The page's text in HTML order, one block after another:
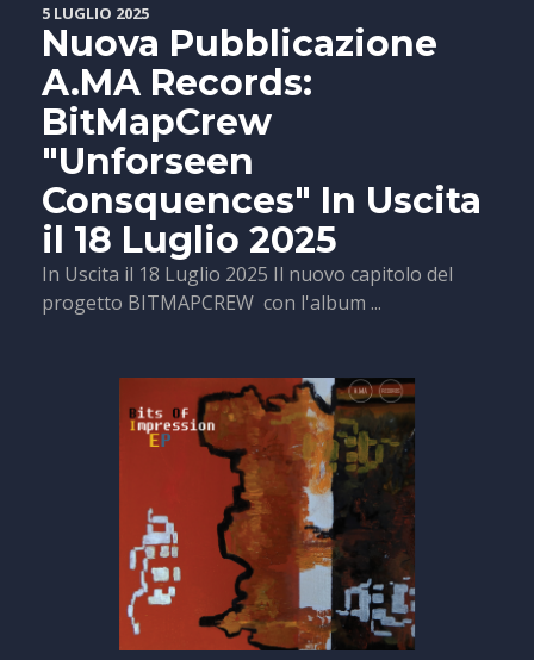
5 LUGLIO 2025
Nuova Pubblicazione
A.MA Records:
BitMapCrew
"Unforseen
Consquences" In Uscita
il 18 Luglio 2025
In Uscita il 18 Luglio 2025 Il nuovo capitolo del
progetto BITMAPCREW con l'album ...